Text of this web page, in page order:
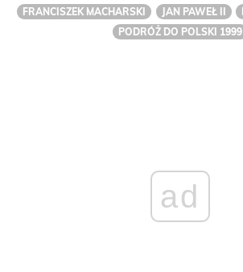
FRANCISZEK MACHARSKI JAN PAWEŁ II
PODRÓŻ DO POLSKI 1999
ad